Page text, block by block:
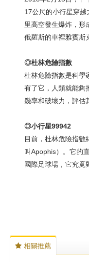
17公尺的小行星穿
里高空發生爆炸，形
俄羅斯的車裡雅賓斯
◎杜林危險指數
杜林危險指數是科學
有了它，人類就能夠
幾率和破壞力，評估
◎小行星99942
目前，杜林危險指
叫Apophis）。它的
國際足球場，它究竟
相關推薦